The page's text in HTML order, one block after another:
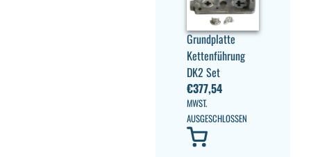
Grundplatte
Kettenführung
DK2 Set
€377,54
MWST.
AUSGESCHLOSSEN